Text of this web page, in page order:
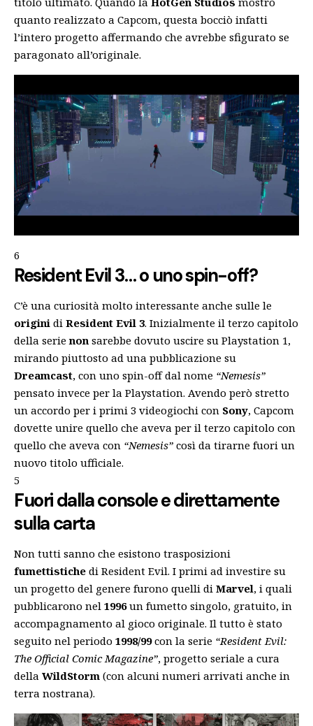
quanto realizzato a Capcom, questa bocciò infatti
l’intero progetto affermando che avrebbe sfigurato se
paragonato all’originale.
6
Resident Evil 3… o uno spin-off?
C’è una curiosità molto interessante anche sulle le
origini di Resident Evil 3. Inizialmente il terzo capitolo
della serienon sarebbe dovuto uscire su Playstation 1,
mirando piuttosto ad una pubblicazione su
Dreamcast, con uno spin-off dal nome “Nemesis”
pensato invece per la Playstation. Avendo però stretto
un accordo per i primi 3 videogiochi con Sony, Capcom
dovette unire quello che aveva per il terzo capitolo con
quello che aveva con “Nemesis” così da tirarne fuori un
nuovo titolo ufficiale.
5
Fuori dalla console e direttamente
sulla carta
Non tutti sanno che esistono trasposizioni
fumettistiche di Resident Evil. I primi ad investire su
un progetto del genere furono quelli di Marvel, i quali
pubblicarono nel 1996un fumetto singolo, gratuito, in
accompagnamento al gioco originale. Il tutto è stato
seguito nel periodo 1998/99con la serie “Resident Evil:
The Official Comic Magazine”, progetto seriale a cura
della WildStorm (con alcuni numeri arrivati anche in
terra nostrana).